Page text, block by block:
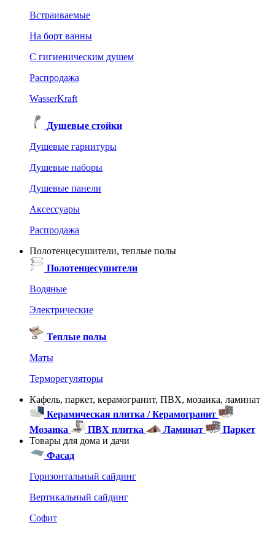
Встраиваемые
На борт ванны
C гигиеническим душем
Распродажа
WasserKraft
Душевые стойки
Душевые гарнитуры
Душевые наборы
Душевые панели
Аксессуары
Распродажа
Полотенцесушители, теплые полы
Полотенцесушители
Водяные
Электрические
Теплые полы
Маты
Терморегуляторы
Кафель, паркет, керамогранит, ПВХ, мозаика, ламинат
Керамическая плитка / Керамогранит
Мозаика
ПВХ плитка Ламинат
Паркет
Товары для дома и дачи
Фасад
Горизонтальный сайдинг
Вертикальный сайдинг
Софит